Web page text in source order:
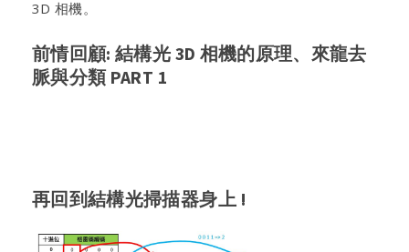
3D 相機。
前情回顧: 結構光 3D 相機的原理、來龍去
脈與分類 PART 1
再回到結構光掃描器身上 !